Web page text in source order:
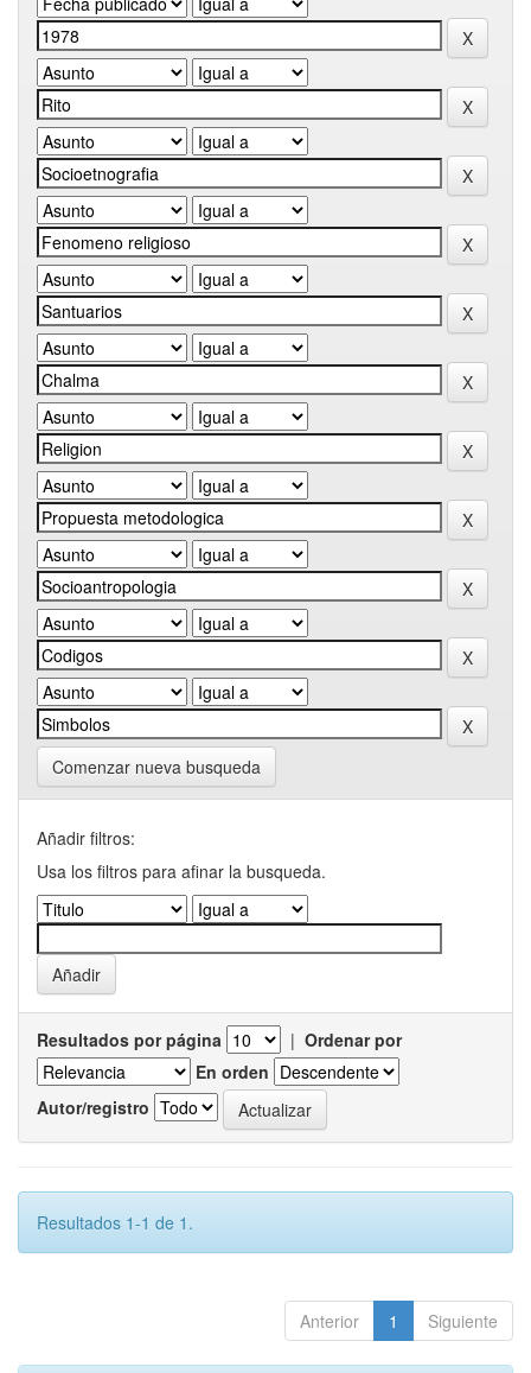
Comenzar nueva busqueda
Añadir filtros:
Usa los filtros para afinar la busqueda.
Resultados por página | Ordenar por
En orden
Autor/registro
Resultados 1-1 de 1.
Anterior 1 Siguiente